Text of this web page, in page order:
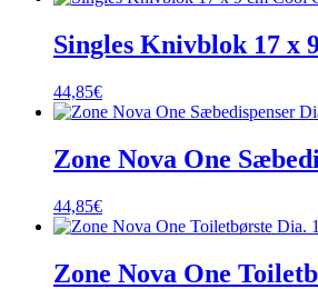
Singles Knivblok 17 x
44,85€
Zone Nova One
44,85€
Zone Nova One